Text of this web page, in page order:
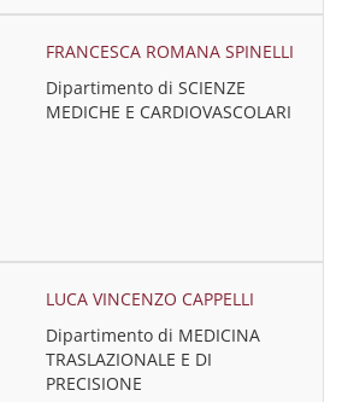
FRANCESCA ROMANA SPINELLI
Dipartimento di SCIENZE
MEDICHE E CARDIOVASCOLARI
LUCA VINCENZO CAPPELLI
Dipartimento di MEDICINA
TRASLAZIONALE E DI
PRECISIONE